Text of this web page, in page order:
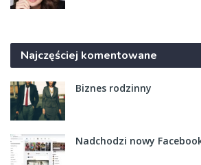
Najczęściej komentowane
Biznes rodzinny
Nadchodzi nowy